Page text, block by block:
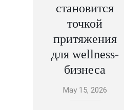
становится
точкой
притяжения
для wellness-
бизнеса
May 15, 2026